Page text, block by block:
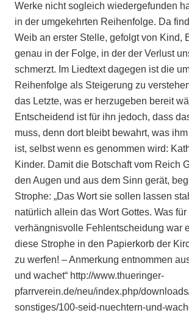
Werke nicht sogleich wiedergefunden
in der umgekehrten Reihenfolge. Da
Weib an erster Stelle, gefolgt von Kind,
genau in der Folge, in der der Verlust
schmerzt. Im Liedtext dagegen ist die
Reihenfolge als Steigerung zu
das Letzte, was er herzugeben bereit
Entscheidend ist für ihn jedoch, dass
muss, denn dort bleibt bewahrt, was
ist, selbst wenn es genommen wird:
Kinder. Damit die Botschaft vom Reich
den Augen und aus dem Sinn gerät,
Strophe: „Das Wort sie sollen lassen
natürlich allein das Wort Gottes. Was
verhängnisvolle Fehlentscheidung war
diese Strophe in den Papierkorb der
zu werfen! – Anmerkung entnommen
und wachet“ http://www.thueringer-
pfarrverein.de/neu/index.php/
sonstiges/100-seid-nuechtern-und-